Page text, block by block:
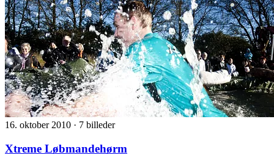
16. oktober 2010 · 7 billeder
Xtreme Løbmandehørm